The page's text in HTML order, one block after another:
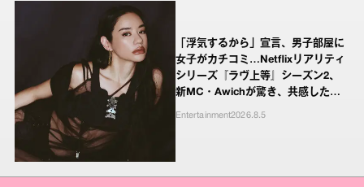
「浮気するから」宣言、男子部屋に
女子がカチコミ…Netflixリアリティ
シリーズ『ラヴ上等』シーズン2、
新MC・Awichが驚き、共感したヤ
Entertainment2026.8.5